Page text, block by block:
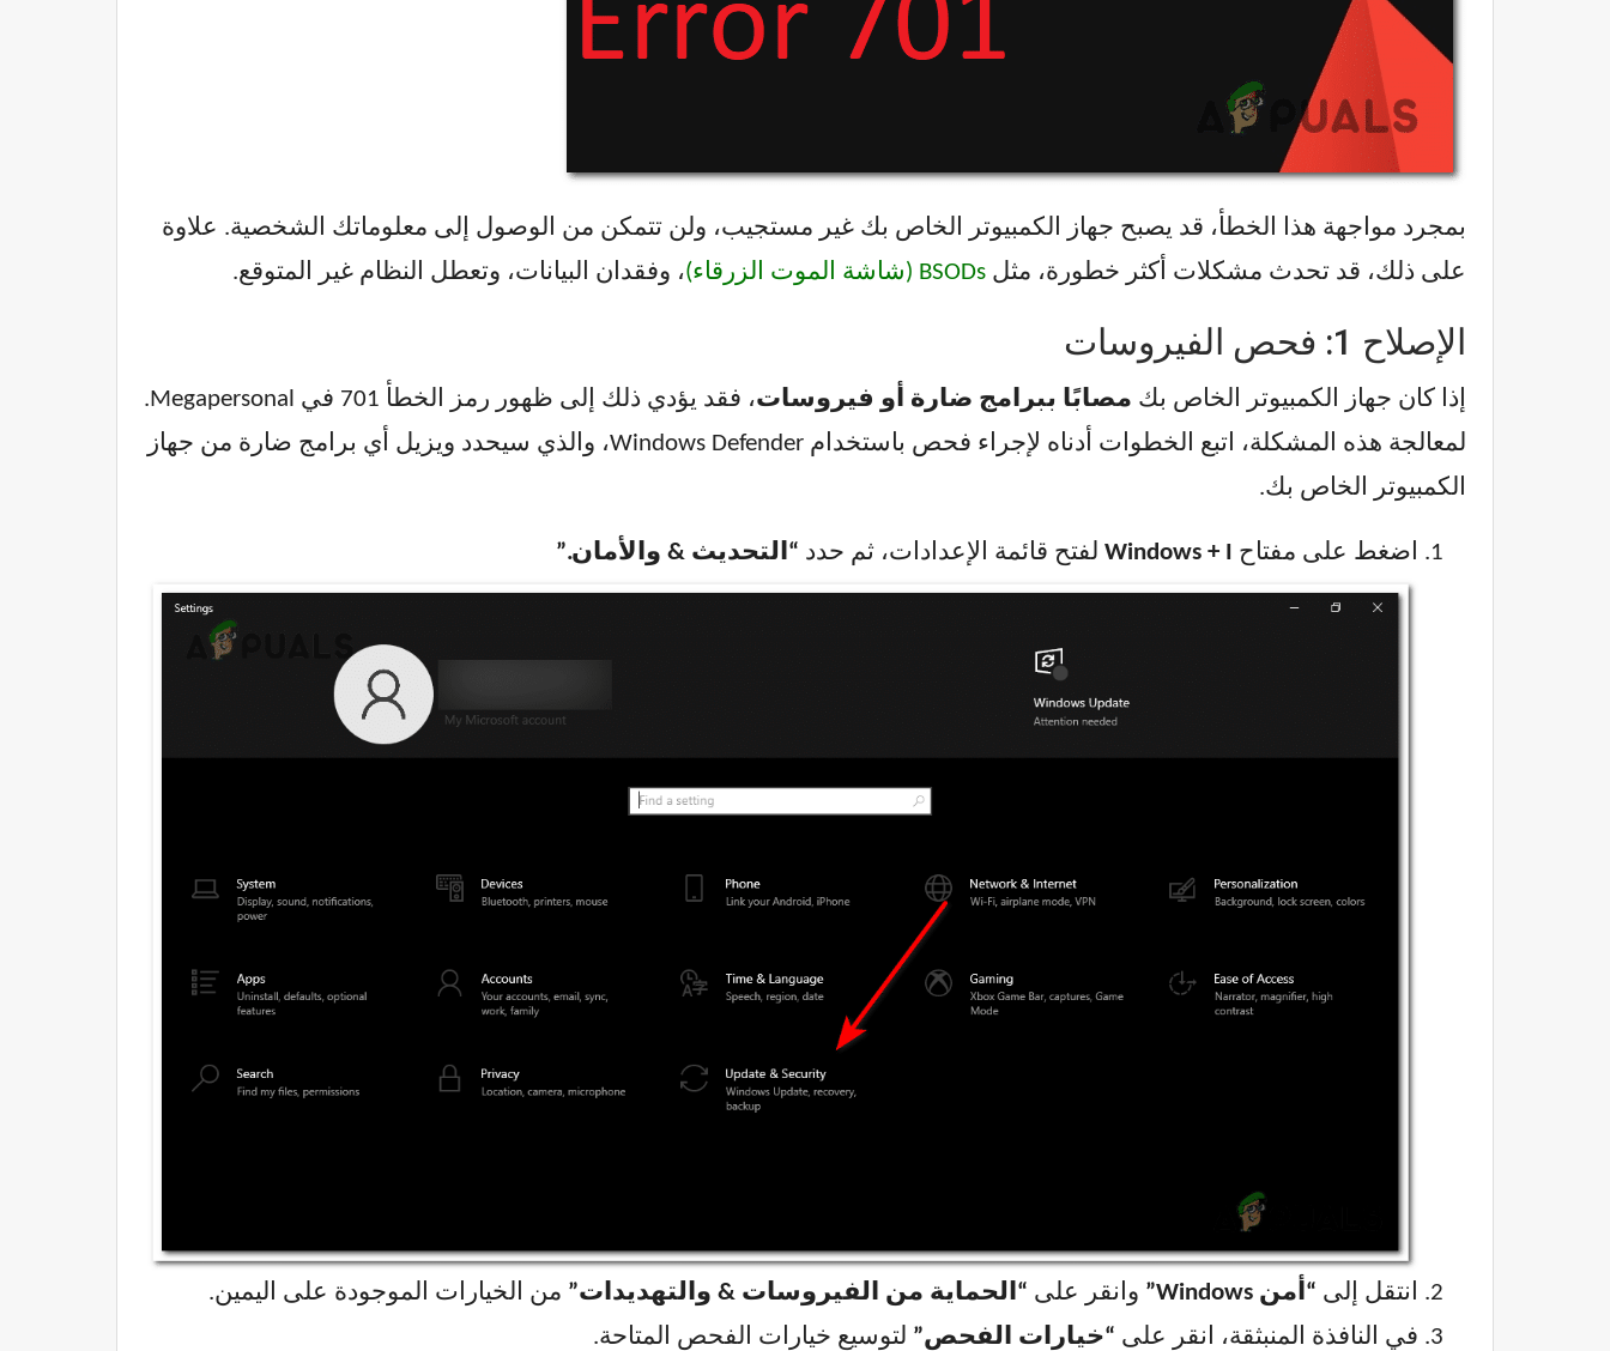
بمجرد مواجهة هذا الخطأ، قد يصبح جهاز الكمبيوتر الخاص بك غير مستجيب، ولن تتمكن من الوصول إلى معلوماتك الشخصية. علاوة
على ذلك، قد تحدث مشكلات أكثر خطورة، مثل BSODs (شاشة الموت الزرقاء) ، وفقدان البيانات، وتعطل النظام غير المتوقع.
الإصلاح 1: فحص الفيروسات
إذا كان جهاز الكمبيوتر الخاص بك مصابًا ببرامج ضارة أو فيروسات
، فقد يؤدي ذلك إلى ظهور رمز الخطأ 701 في Megapersonal.
لمعالجة هذه المشكلة، اتبع الخطوات أدناه لإجراء فحص باستخدام Windows Defender، والذي سيحدد ويزيل أي برامج ضارة من جهاز
الكمبيوتر الخاص بك.
اضغط على مفتاح Windows + I لفتح قائمة الإعدادات، ثم حدد “التحديث & والأمان.”
انتقل إلى “أمن Windows” وانقر على “الحماية من الفيروسات & والتهديدات” من الخيارات الموجودة على اليمين.
في النافذة المنبثقة، انقر على “خيارات الفحص” لتوسيع خيارات الفحص المتاحة.